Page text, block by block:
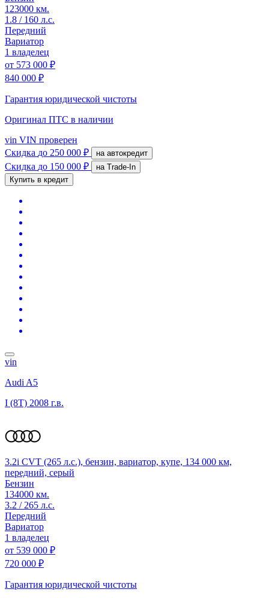
123000 км.
1.8 / 160 л.с.
Передний
Вариатор
1 владелец
от 573 000 ₽
840 000 ₽
Гарантия юридической чистоты
Оригинал ПТС в наличии
vin VIN проверен
Скидка до 250 000 ₽ на автокредит
Скидка до 150 000 ₽
на Trade-In
Купить в кредит
vin
Audi A5
I (8T) 2008 г.в.
3.2i CVT (265 л.с.), бензин, вариатор, купе, 134 000 км,
передний, серый
Бензин
134000 км.
3.2 / 265 л.с.
Передний
Вариатор
1 владелец
от 539 000 ₽
720 000 ₽
Гарантия юридической чистоты